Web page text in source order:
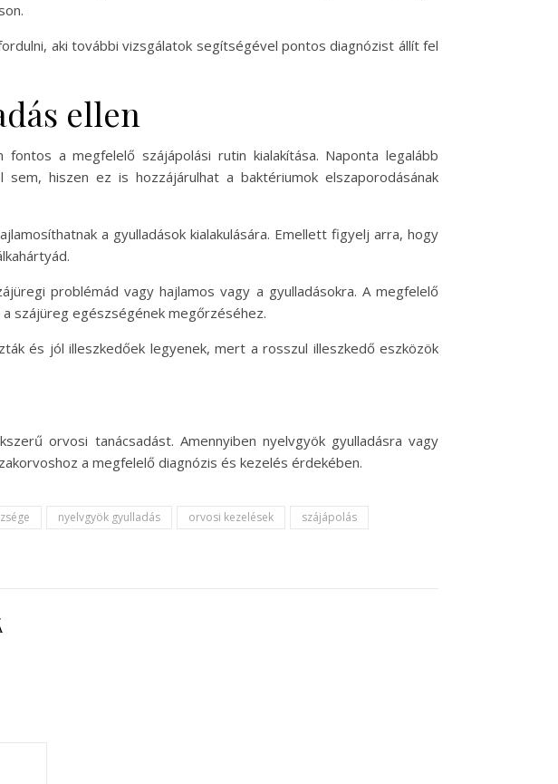
aki további vizsgálatok segítségével pontos diagnózist állít fel
ellen
fontos a megfelelő szájápolási rutin kialakítása. Naponta legalább
hiszen ez is hozzájárulhat a baktériumok elszaporodásának
a gyulladások kialakulására. Emellett figyelj arra, hogy
problémád vagy hajlamos vagy a gyulladásokra. A megfelelő
szájüreg egészségének megőrzéséhez.
és jól illeszkedőek legyenek, mert a rosszul illeszkedő eszközök
orvosi tanácsadást. Amennyiben nyelvgyök gyulladásra vagy
a megfelelő diagnózis és kezelés érdekében.
nyelvgyök gyulladás orvosi kezelések
szájápolás